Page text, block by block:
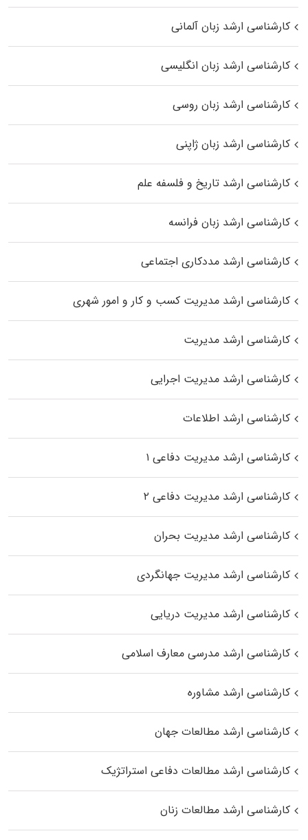
کارشناسی ارشد زبان آلمانی
کارشناسی ارشد زبان انگلیسی
کارشناسی ارشد زبان روسی
کارشناسی ارشد زبان ژاپنی
کارشناسی ارشد تاریخ و فلسفه علم
کارشناسی ارشد زبان فرانسه
کارشناسی ارشد مددکاری اجتماعی
کارشناسی ارشد مدیریت کسب و کار و امور شهری
کارشناسی ارشد مدیریت
کارشناسی ارشد مدیریت اجرایی
کارشناسی ارشد اطلاعات
کارشناسی ارشد مدیریت دفاعی ۱
کارشناسی ارشد مدیریت دفاعی ۲
کارشناسی ارشد مدیریت بحران
کارشناسی ارشد مدیریت جهانگردی
کارشناسی ارشد مدیریت دریایی
کارشناسی ارشد مدرسی معارف اسلامی
کارشناسی ارشد مشاوره
کارشناسی ارشد مطالعات جهان
کارشناسی ارشد مطالعات دفاعی استراتژیک
کارشناسی ارشد مطالعات زنان